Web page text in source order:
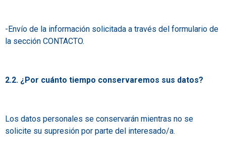
-Envío de la información solicitada a través del formulario de
la sección CONTACTO.
2.2. ¿Por cuánto tiempo conservaremos sus datos?
Los datos personales se conservarán mientras no se
solicite su supresión por parte del interesado/a.